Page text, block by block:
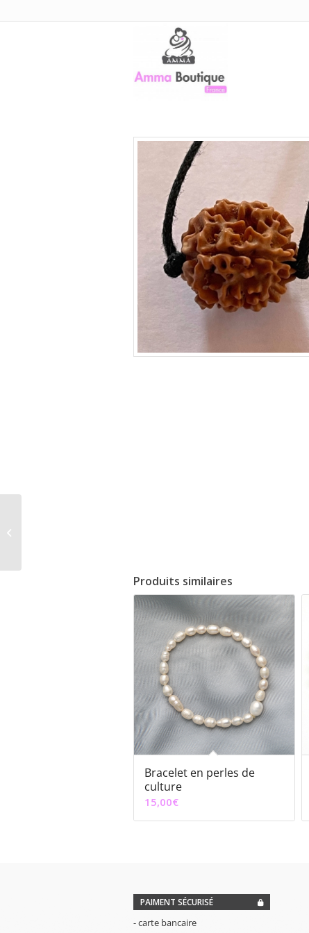
Produits similaires
Bracelet en perles de
culture
15,00€
PAIMENT SÉCURISÉ
- carte bancaire